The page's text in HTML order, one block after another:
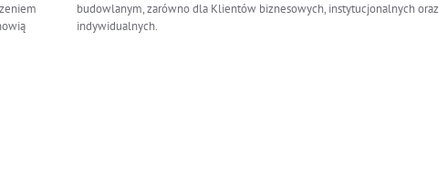
budowlanym, zarówno dla Klientów biznesowych, instytucjonalnych oraz
indywidualnych.